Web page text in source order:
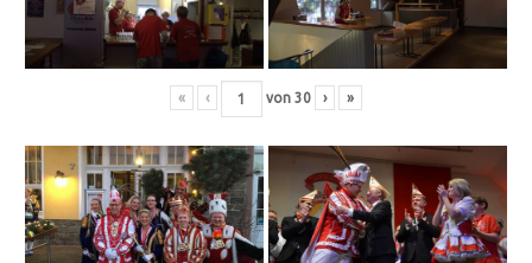
« ‹ von 30 › »